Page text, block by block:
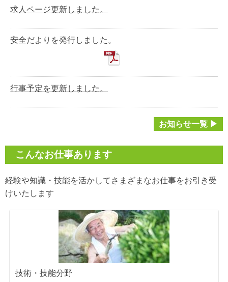
求人ページ更新しました。
安全だよりを発行しました。
行事予定を更新しました。
お知らせ一覧 ▶
こんなお仕事あります
経験や知識・技能を活かしてさまざまなお仕事をお引き受
けいたします
技術・技能分野